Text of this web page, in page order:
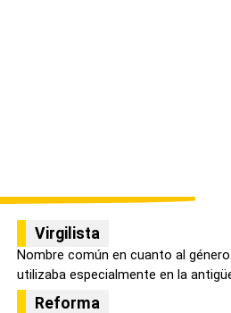
Virgilista
Nombre común en cuanto al
utilizaba especialmente en la
Reforma